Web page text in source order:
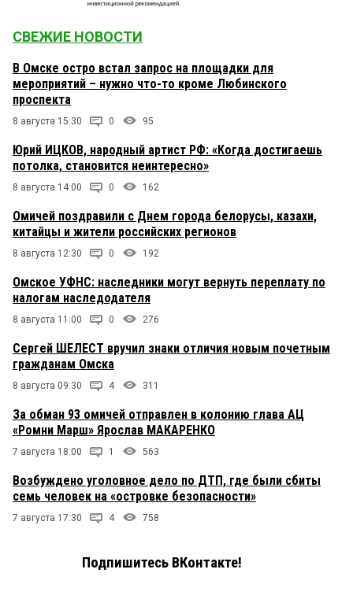
СВЕЖИЕ НОВОСТИ
В Омске остро встал запрос на площадки для
мероприятий – нужно что-то кроме Любинского
проспекта
8 августа 15:30 0 95
Юрий ИЦКОВ, народный артист РФ: «Когда достигаешь
потолка, становится неинтересно»
8 августа 14:00 0 162
Омичей поздравили с Днем города белорусы, казахи,
китайцы и жители российских регионов
8 августа 12:30 0 192
Омское УФНС: наследники могут вернуть переплату по
налогам наследодателя
8 августа 11:00 0 276
Сергей ШЕЛЕСТ вручил знаки отличия новым почетным
гражданам Омска
8 августа 09:30 4 311
За обман 93 омичей отправлен в колонию глава АЦ
«Ромни Марш» Ярослав МАКАРЕНКО
7 августа 18:00 1 563
Возбуждено уголовное дело по ДТП, где были сбиты
семь человек на «островке безопасности»
7 августа 17:30 4 758
Подпишитесь ВКонтакте!